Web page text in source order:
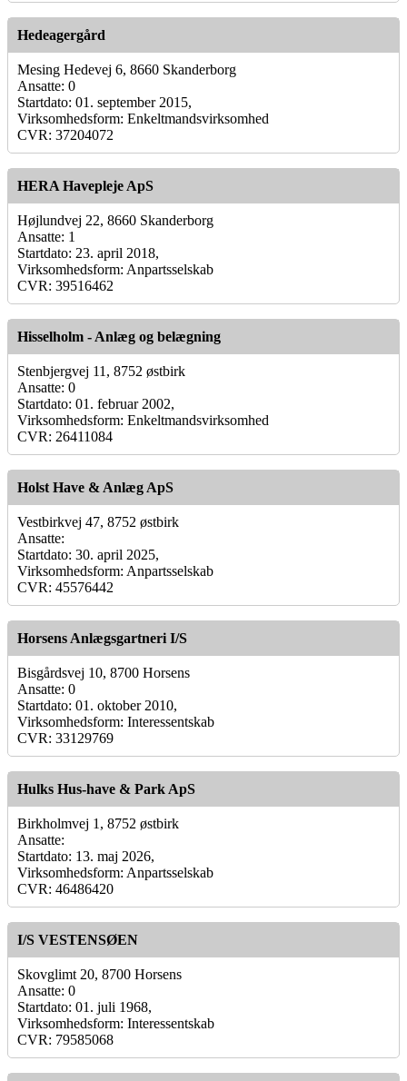
Hedeagergård
Mesing Hedevej 6, 8660 Skanderborg
Ansatte: 0
Startdato: 01. september 2015,
Virksomhedsform: Enkeltmandsvirksomhed
CVR: 37204072
HERA Havepleje ApS
Højlundvej 22, 8660 Skanderborg
Ansatte: 1
Startdato: 23. april 2018,
Virksomhedsform: Anpartsselskab
CVR: 39516462
Hisselholm - Anlæg og belægning
Stenbjergvej 11, 8752 østbirk
Ansatte: 0
Startdato: 01. februar 2002,
Virksomhedsform: Enkeltmandsvirksomhed
CVR: 26411084
Holst Have & Anlæg ApS
Vestbirkvej 47, 8752 østbirk
Ansatte:
Startdato: 30. april 2025,
Virksomhedsform: Anpartsselskab
CVR: 45576442
Horsens Anlægsgartneri I/S
Bisgårdsvej 10, 8700 Horsens
Ansatte: 0
Startdato: 01. oktober 2010,
Virksomhedsform: Interessentskab
CVR: 33129769
Hulks Hus-have & Park ApS
Birkholmvej 1, 8752 østbirk
Ansatte:
Startdato: 13. maj 2026,
Virksomhedsform: Anpartsselskab
CVR: 46486420
I/S VESTENSØEN
Skovglimt 20, 8700 Horsens
Ansatte: 0
Startdato: 01. juli 1968,
Virksomhedsform: Interessentskab
CVR: 79585068